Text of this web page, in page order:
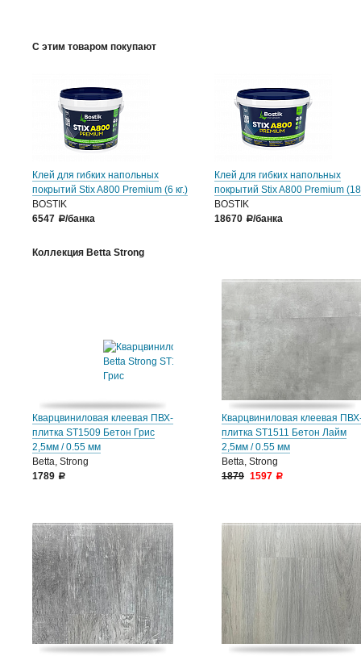
С этим товаром покупают
Клей для гибких напольных
покрытий Stix A800 Premium (6 кг.)
BOSTIK
6547
a/банка
Клей для гибких напольных
покрытий Stix A800 Premium (18
BOSTIK
18670
a/банка
Коллекция Betta Strong
Кварцвиниловая клеевая ПВХ-
плитка ST1509 Бетон Грис
2,5мм / 0.55 мм
Betta, Strong
1789
a
Кварцвиниловая клеевая
плитка ST1511 Бетон Лайм
2,5мм / 0.55 мм
Betta, Strong
1879 1597 a